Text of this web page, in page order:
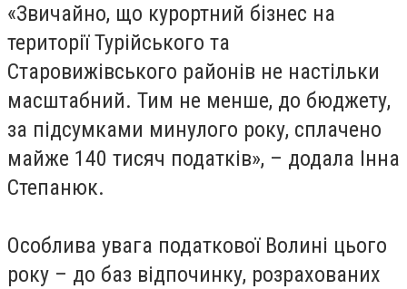
«Звичайно, що курортний бізнес на
території Турійського та
Старовижівського районів не настільки
масштабний. Тим не менше, до бюджету,
за підсумками минулого року, сплачено
майже 140 тисяч податків», – додала Інна
Степанюк.
Особлива увага податкової Волині цього
року – до баз відпочинку, розрахованих